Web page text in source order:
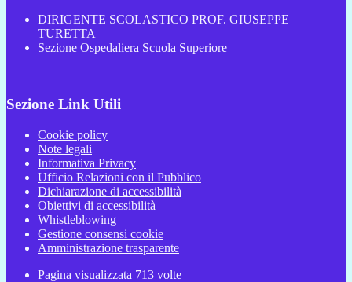
DIRIGENTE SCOLASTICO PROF. GIUSEPPE
TURETTA
Sezione Ospedaliera Scuola Superiore
Sezione Link Utili
Cookie policy
Note legali
Informativa Privacy
Ufficio Relazioni con il Pubblico
Dichiarazione di accessibilità
Obiettivi di accessibilità
Whistleblowing
Gestione consensi cookie
Amministrazione trasparente
Pagina visualizzata 713 volte